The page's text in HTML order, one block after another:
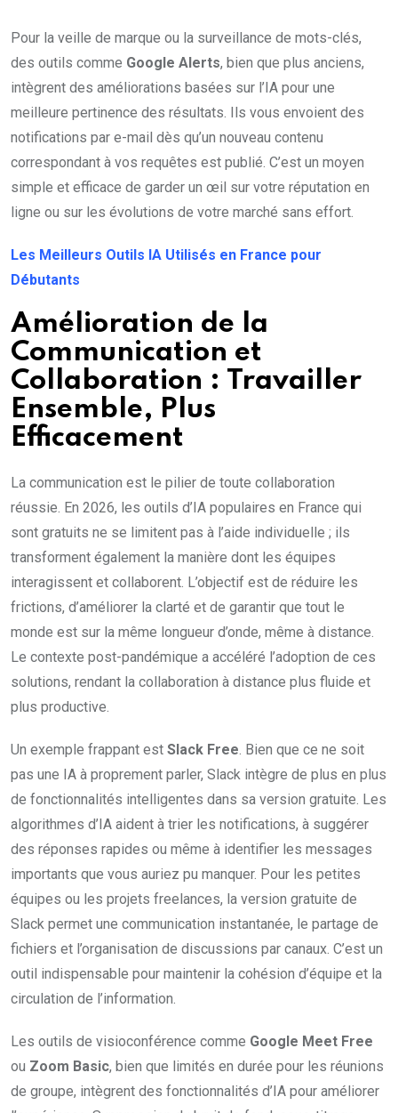
Pour la veille de marque ou la surveillance de mots-clés,
des outils comme Google Alerts, bien que plus anciens,
intègrent des améliorations basées sur l’IA pour une
meilleure pertinence des résultats. Ils vous envoient des
notifications par e-mail dès qu’un nouveau contenu
correspondant à vos requêtes est publié. C’est un moyen
simple et efficace de garder un œil sur votre réputation en
ligne ou sur les évolutions de votre marché sans effort.
Les Meilleurs Outils IA Utilisés en France pour
Débutants
Amélioration de la
Communication et
Collaboration : Travailler
Ensemble, Plus
Efficacement
La communication est le pilier de toute collaboration
réussie. En 2026, les outils d’IA populaires en France qui
sont gratuits ne se limitent pas à l’aide individuelle ; ils
transforment également la manière dont les équipes
interagissent et collaborent. L’objectif est de réduire les
frictions, d’améliorer la clarté et de garantir que tout le
monde est sur la même longueur d’onde, même à distance.
Le contexte post-pandémique a accéléré l’adoption de ces
solutions, rendant la collaboration à distance plus fluide et
plus productive.
Un exemple frappant est Slack Free. Bien que ce ne soit
pas une IA à proprement parler, Slack intègre de plus en plus
de fonctionnalités intelligentes dans sa version gratuite. Les
algorithmes d’IA aident à trier les notifications, à suggérer
des réponses rapides ou même à identifier les messages
importants que vous auriez pu manquer. Pour les petites
équipes ou les projets freelances, la version gratuite de
Slack permet une communication instantanée, le partage de
fichiers et l’organisation de discussions par canaux. C’est un
outil indispensable pour maintenir la cohésion d’équipe et la
circulation de l’information.
Les outils de visioconférence comme Google Meet Free
ou Zoom Basic, bien que limités en durée pour les réunions
de groupe, intègrent des fonctionnalités d’IA pour améliorer